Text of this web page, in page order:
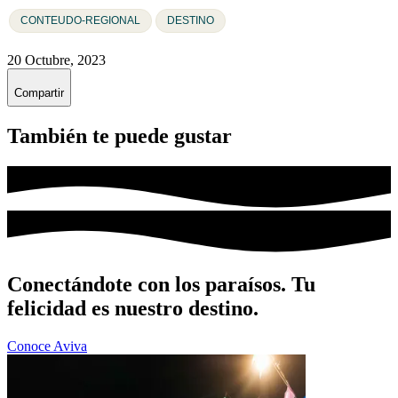
CONTEUDO-REGIONAL DESTINO
20 Octubre, 2023
Compartir
También te puede gustar
Conectándote con los paraísos. Tu
felicidad es nuestro destino.
Conoce Aviva